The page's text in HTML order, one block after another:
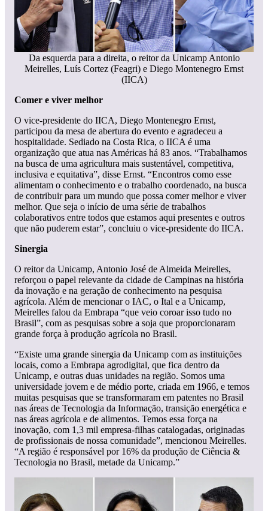
Da esquerda para a direita, o reitor da Unicamp Antonio
Meirelles, Luís Cortez (Feagri) e Diego Montenegro Ernst
(IICA)
Comer e viver melhor
O vice-presidente do IICA, Diego Montenegro Ernst,
participou da mesa de abertura do evento e agradeceu a
hospitalidade. Sediado na Costa Rica, o IICA é uma
organização que atua nas Américas há 83 anos. “Trabalhamos
na busca de uma agricultura mais sustentável, competitiva,
inclusiva e equitativa”, disse Ernst. “Encontros como esse
alimentam o conhecimento e o trabalho coordenado, na busca
de contribuir para um mundo que possa comer melhor e viver
melhor. Que seja o início de uma série de trabalhos
colaborativos entre todos que estamos aqui presentes e outros
que não puderem estar”, concluiu o vice-presidente do IICA.
Sinergia
O reitor da Unicamp, Antonio José de Almeida Meirelles,
reforçou o papel relevante da cidade de Campinas na história
da inovação e na geração de conhecimento na pesquisa
agrícola. Além de mencionar o IAC, o Ital e a Unicamp,
Meirelles falou da Embrapa “que veio coroar isso tudo no
Brasil”, com as pesquisas sobre a soja que proporcionaram
grande força à produção agrícola no Brasil.
“Existe uma grande sinergia da Unicamp com as instituições
locais, como a Embrapa agrodigital, que fica dentro da
Unicamp, e outras duas unidades na região. Somos uma
universidade jovem e de médio porte, criada em 1966, e temos
muitas pesquisas que se transformaram em patentes no Brasil
nas áreas de Tecnologia da Informação, transição energética e
nas áreas agrícola e de alimentos. Temos essa força na
inovação, com 1,3 mil empresa-filhas catalogadas, originadas
de profissionais de nossa comunidade”, mencionou Meirelles.
“A região é responsável por 16% da produção de Ciência &
Tecnologia no Brasil, metade da Unicamp.”